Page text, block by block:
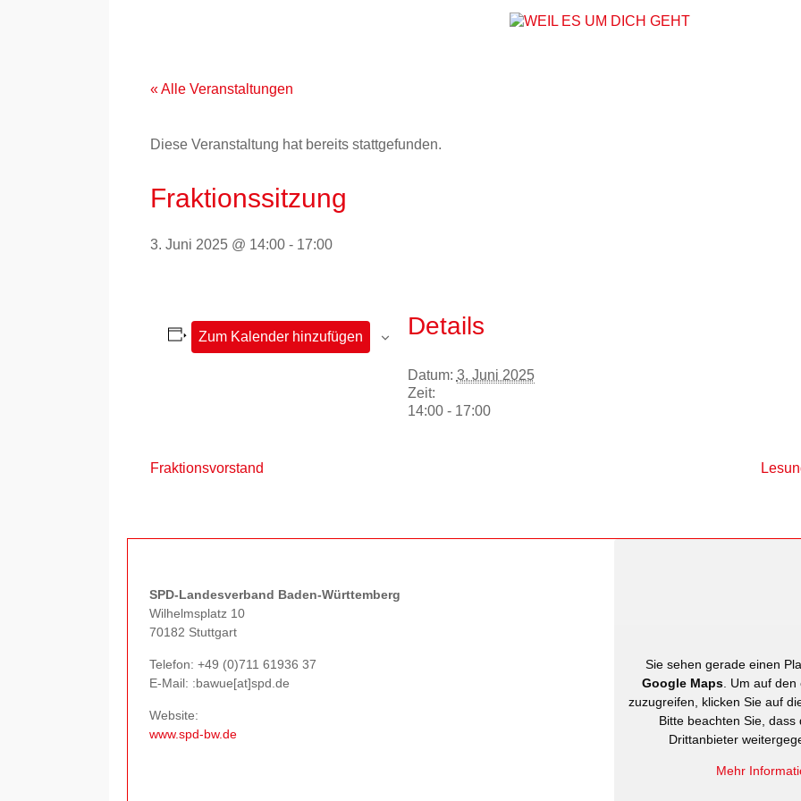
WEIL ES UM DICH
« Alle Veranstaltungen
Diese Veranstaltung hat bereits stattgefunden.
Fraktionssitzung
3. Juni 2025 @ 14:00 - 17:00
Zum Kalender hinzufügen Details
Datum: 3. Juni 2025
Zeit:
14:00 - 17:00
Fraktionsvorstand
SPD-Landesverband Baden-Württemberg
Wilhelmsplatz 10
70182 Stuttgart
Telefon: +49 (0)711 61936 37
E-Mail: :bawue[at]spd.de
Website:
www.spd-bw.de
Sie sehen gerade einen
Google Maps. Um auf den
zuzugreifen, klicken Sie auf
Bitte beachten Sie, dass
Drittanbieter
Mehr